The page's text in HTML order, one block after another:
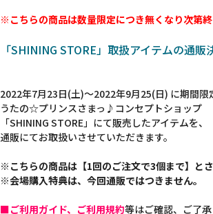
※こちらの商品は数量限定につき無くなり次第
「SHINING STORE」取扱アイテムの通販
2022年7月23日(土)～2022年9月25(日) に期間限
うたの☆プリンスさまっ♪コンセプトショップ
「SHINING STORE」にて販売したアイテムを、
通販にてお取扱いさせていただきます。
※こちらの商品は【1回のご注文で3個まで】とさ
※会場購入特典は、今回通販ではつきません。
■ご利用ガイド、ご利用規約等はご確認、ご了承